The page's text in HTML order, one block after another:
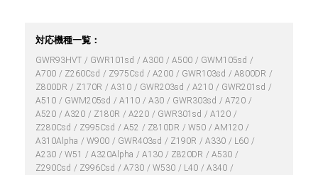
対応機種一覧：
GWR93HVT GWR101sd A300 A500
GWM105sd
A700
Z260Csd Z975Csd A200 GWR103sd
A800DR
Z800DR
Z170R A310 GWR203sd A210
GWR201sd
A510
GWM205sd A110 A30 GWR303sd
A720
A520
A320 Z180R A220 GWR301sd
A120
Z280Csd
Z995Csd A52 Z810DR W50
AM120
A310Alpha
W900 GWR403sd Z190R A330
L60
A230
W51 A320Alpha A130 Z820DR
A530
Z290Csd
Z996Csd A730 W530 L40
A340